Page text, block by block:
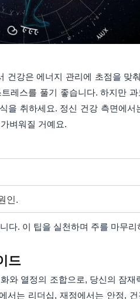
건강은 에너지 관리에 초점을 맞
레스를 풀기 좋습니다. 하지만
을 취하세요. 정신 건강 측면에서
벼워질 거예요.
인.
다. 이 팁을 실천하며 주를 마무리
드
와 열정의 조합으로, 당신의 잠재
서는 리더십, 재정에서는 안정,